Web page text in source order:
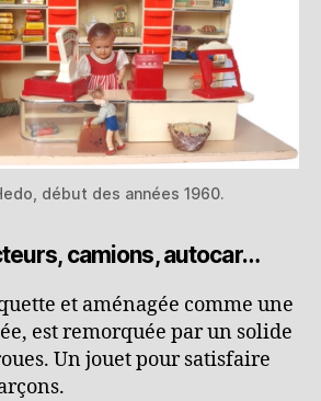
début des années 1960.
camions, autocar…
et aménagée comme une
est remorquée par un solide
Un jouet pour satisfaire